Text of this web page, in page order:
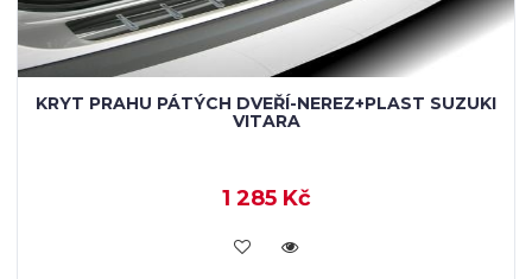
KRYT PRAHU PÁTÝCH DVEŘÍ-NEREZ+PLAST SUZUKI
VITARA
1 285 Kč
KOUPIT